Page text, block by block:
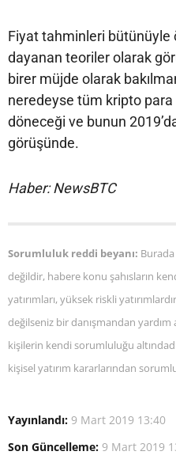
Fiyat tahminleri bütünüyle
dayanan teoriler olarak
birer müjde olarak
neredeyse tüm kripto
döneceği ve bunun
görüşünde.
Haber: NewsBTC
Sorumluluk reddi beyanı: Burada
değildir, habere konu şahısların
yatırımları, yüksek riskli
değilseniz bir danışmandan yardım
kişilerin kendi sorumluluğu
kişisel yatırım kararlarından
Yayınlandı: 9 Mart 2019 13:40
Son Güncelleme: 9 Mart 2019